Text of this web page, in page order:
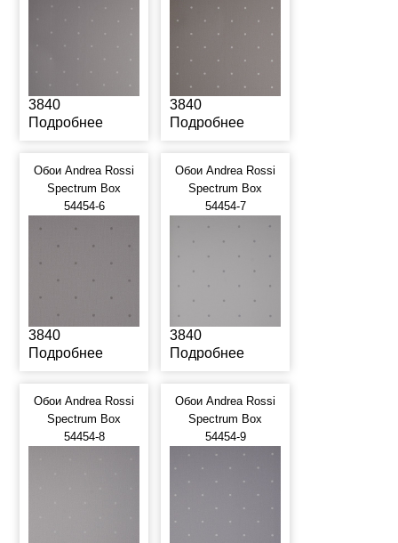
3840
Подробнее
3840
Подробнее
Обои Andrea Rossi
Spectrum Box
54454-6
3840
Подробнее
Обои Andrea Rossi
Spectrum Box
54454-7
3840
Подробнее
Обои Andrea Rossi
Spectrum Box
54454-8
Обои Andrea Rossi
Spectrum Box
54454-9